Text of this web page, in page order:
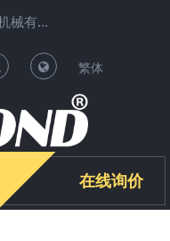
欢迎光临长沙康得机械有限公司清洗机项目运营中心 !
T
o
g
g
繁体
在线询价